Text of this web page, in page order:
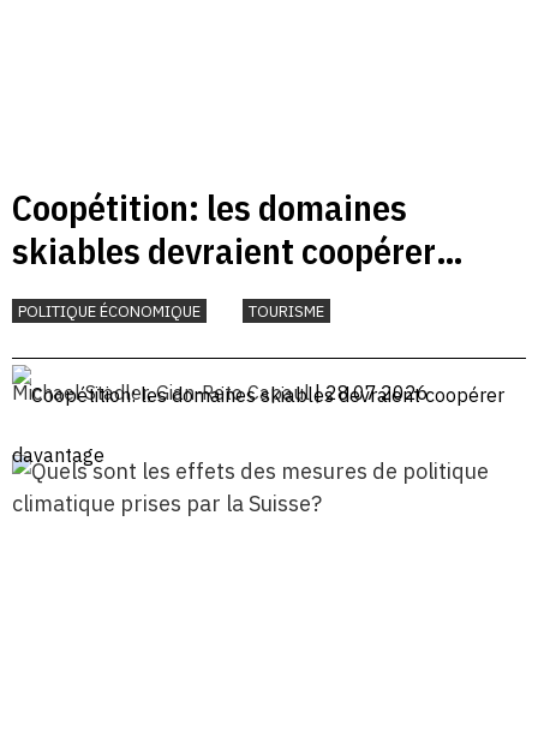
Coopétition: les domaines
skiables devraient coopérer
davantage
POLITIQUE ÉCONOMIQUE TOURISME
Michael Stadler,Gian-Reto Capaul| 28.07.2026